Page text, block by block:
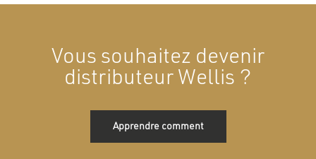
Vous souhaitez devenir
distributeur Wellis ?
Apprendre comment